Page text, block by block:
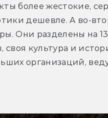
более жестокие,
дешевле. А во-
Они разделены на
своя культура и
организаций,